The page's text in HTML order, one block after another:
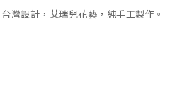
台灣設計，艾瑞兒花藝，純手工製作。